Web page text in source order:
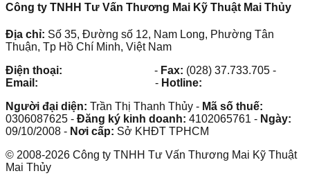
Công ty TNHH Tư Vấn Thương Mai Kỹ Thuật Mai Thủy
Địa chỉ: Số 35, Đường số 12, Nam Long, Phường Tân
Thuận, Tp Hồ Chí Minh, Việt Nam
Điện thoại:
- Fax: (028) 37.733.705 -
Email:
- Hotline:
Người đại diện: Trần Thị Thanh Thủy - Mã số thuế:
0306087625 - Đăng ký kinh doanh: 4102065761 - Ngày:
09/10/2008 - Nơi cấp: Sở KHĐT TPHCM
© 2008-2026 Công ty TNHH Tư Vấn Thương Mai Kỹ Thuật
Mai Thủy